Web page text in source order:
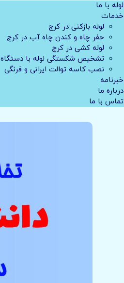
لوله با ما
خدمات
لوله بازکنی در کرج
حفر چاه و کندن چاه آب در کرج
لوله کشی در کرج
تشخیص شکستگی لوله با دستگاه
نصب کاسه توالت ایرانی و فرنگی
خبرنامه
درباره ما
تماس با ما